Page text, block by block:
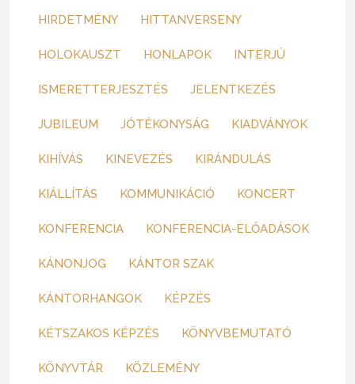
HIRDETMÉNY HITTANVERSENY
HOLOKAUSZT HONLAPOK INTERJÚ
ISMERETTERJESZTÉS JELENTKEZÉS
JUBILEUM JÓTÉKONYSÁG KIADVÁNYOK
KIHÍVÁS KINEVEZÉS KIRÁNDULÁS
KIÁLLÍTÁS KOMMUNIKÁCIÓ KONCERT
KONFERENCIA KONFERENCIA-ELŐADÁSOK
KÁNONJOG KÁNTOR SZAK
KÁNTORHANGOK KÉPZÉS
KÉTSZAKOS KÉPZÉS KÖNYVBEMUTATÓ
KÖNYVTÁR KÖZLEMÉNY